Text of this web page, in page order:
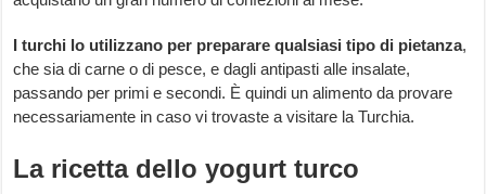
I turchi lo utilizzano per preparare qualsiasi tipo di pietanza,
che sia di carne o di pesce, e dagli antipasti alle insalate,
passando per primi e secondi. È quindi un alimento da provare
necessariamente in caso vi trovaste a visitare la Turchia.
La ricetta dello yogurt turco